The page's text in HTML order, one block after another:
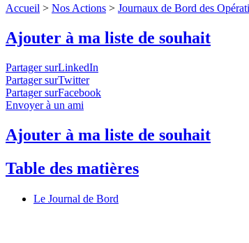
Accueil > Nos Actions > Journaux de Bord des
Ajouter à ma liste de souhait
Partager surLinkedIn
Partager surTwitter
Partager surFacebook
Envoyer à un ami
Ajouter à ma liste de souhait
Table des matières
Le Journal de Bord